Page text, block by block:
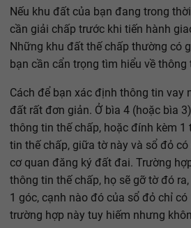
Nếu khu đất của bạn đang trong
cần giải chấp trước khi tiến hành
Những khu đất thế chấp thường có
bạn cần cẩn trọng tìm hiểu về thông
Cách để bạn xác định thông tin vay
đất rất đơn giản. Ở bìa 4 (hoặc bìa
thông tin thế chấp, hoặc đính kèm 1
tin thế chấp, giữa tờ này và sổ đỏ
cơ quan đăng ký đất đai. Trường
thông tin thế chấp, họ sẽ gỡ tờ đó
1 góc, cạnh nào đó của sổ đỏ chỉ
trường hợp này tuy hiếm nhưng